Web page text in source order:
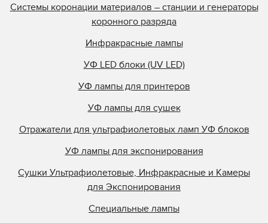
Online Energy
Philips
Polarlamp
Polytype
Primarc
Prime UV
Quality Discount Pre
Research Inc.
Samlink
Singulus
Системы коронации материалов – станции и генераторы
коронного разряда
Инфракрасные лампы
УФ LED блоки (UV LED)
УФ лампы для принтеров
УФ лампы для сушек
Отражатели для ультрафиолетовых ламп УФ блоков
УФ лампы для экспонирования
Сушки Ультрафиолетовые, Инфракрасные и Камеры
для Экспонирования
Специальные лампы